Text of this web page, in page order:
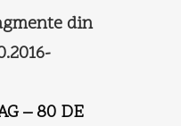
din
– 80 DE